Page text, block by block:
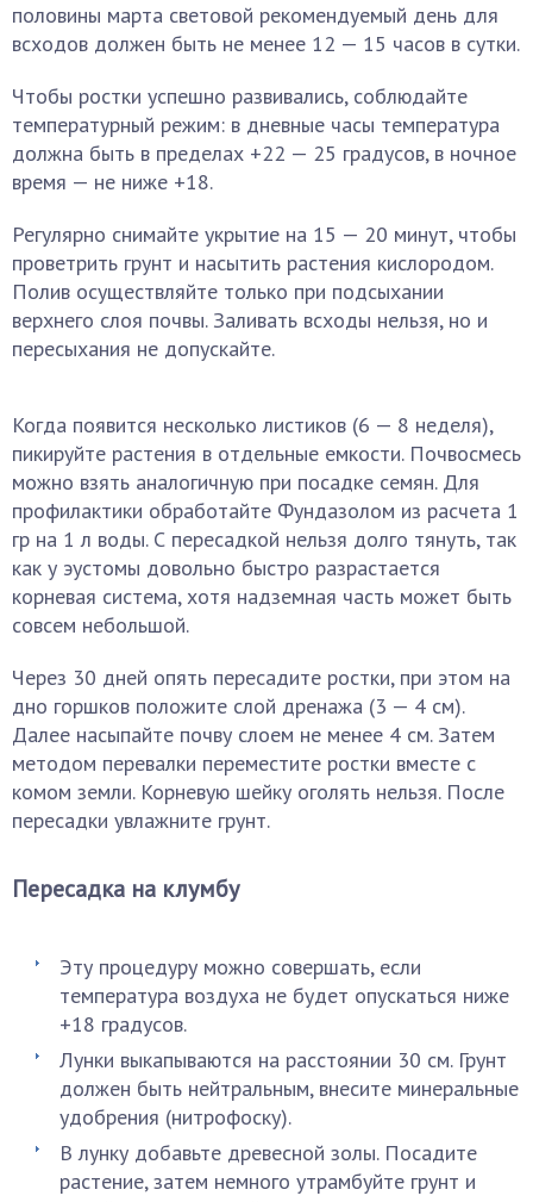
половины марта световой рекомендуемый день для
всходов должен быть не менее 12 — 15 часов в сутки.
Чтобы ростки успешно развивались, соблюдайте
температурный режим: в дневные часы температура
должна быть в пределах +22 — 25 градусов, в ночное
время — не ниже +18.
Регулярно снимайте укрытие на 15 — 20 минут, чтобы
проветрить грунт и насытить растения кислородом.
Полив осуществляйте только при подсыхании
верхнего слоя почвы. Заливать всходы нельзя, но и
пересыхания не допускайте.
Когда появится несколько листиков (6 — 8 неделя),
пикируйте растения в отдельные емкости. Почвосмесь
можно взять аналогичную при посадке семян. Для
профилактики обработайте Фундазолом из расчета 1
гр на 1 л воды. С пересадкой нельзя долго тянуть, так
как у эустомы довольно быстро разрастается
корневая система, хотя надземная часть может быть
совсем небольшой.
Через 30 дней опять пересадите ростки, при этом на
дно горшков положите слой дренажа (3 — 4 см).
Далее насыпайте почву слоем не менее 4 см. Затем
методом перевалки переместите ростки вместе с
комом земли. Корневую шейку оголять нельзя. После
пересадки увлажните грунт.
Пересадка на клумбу
Эту процедуру можно совершать, если
температура воздуха не будет опускаться ниже
+18 градусов.
Лунки выкапываются на расстоянии 30 см. Грунт
должен быть нейтральным, внесите минеральные
удобрения (нитрофоску).
В лунку добавьте древесной золы. Посадите
растение, затем немного утрамбуйте грунт и